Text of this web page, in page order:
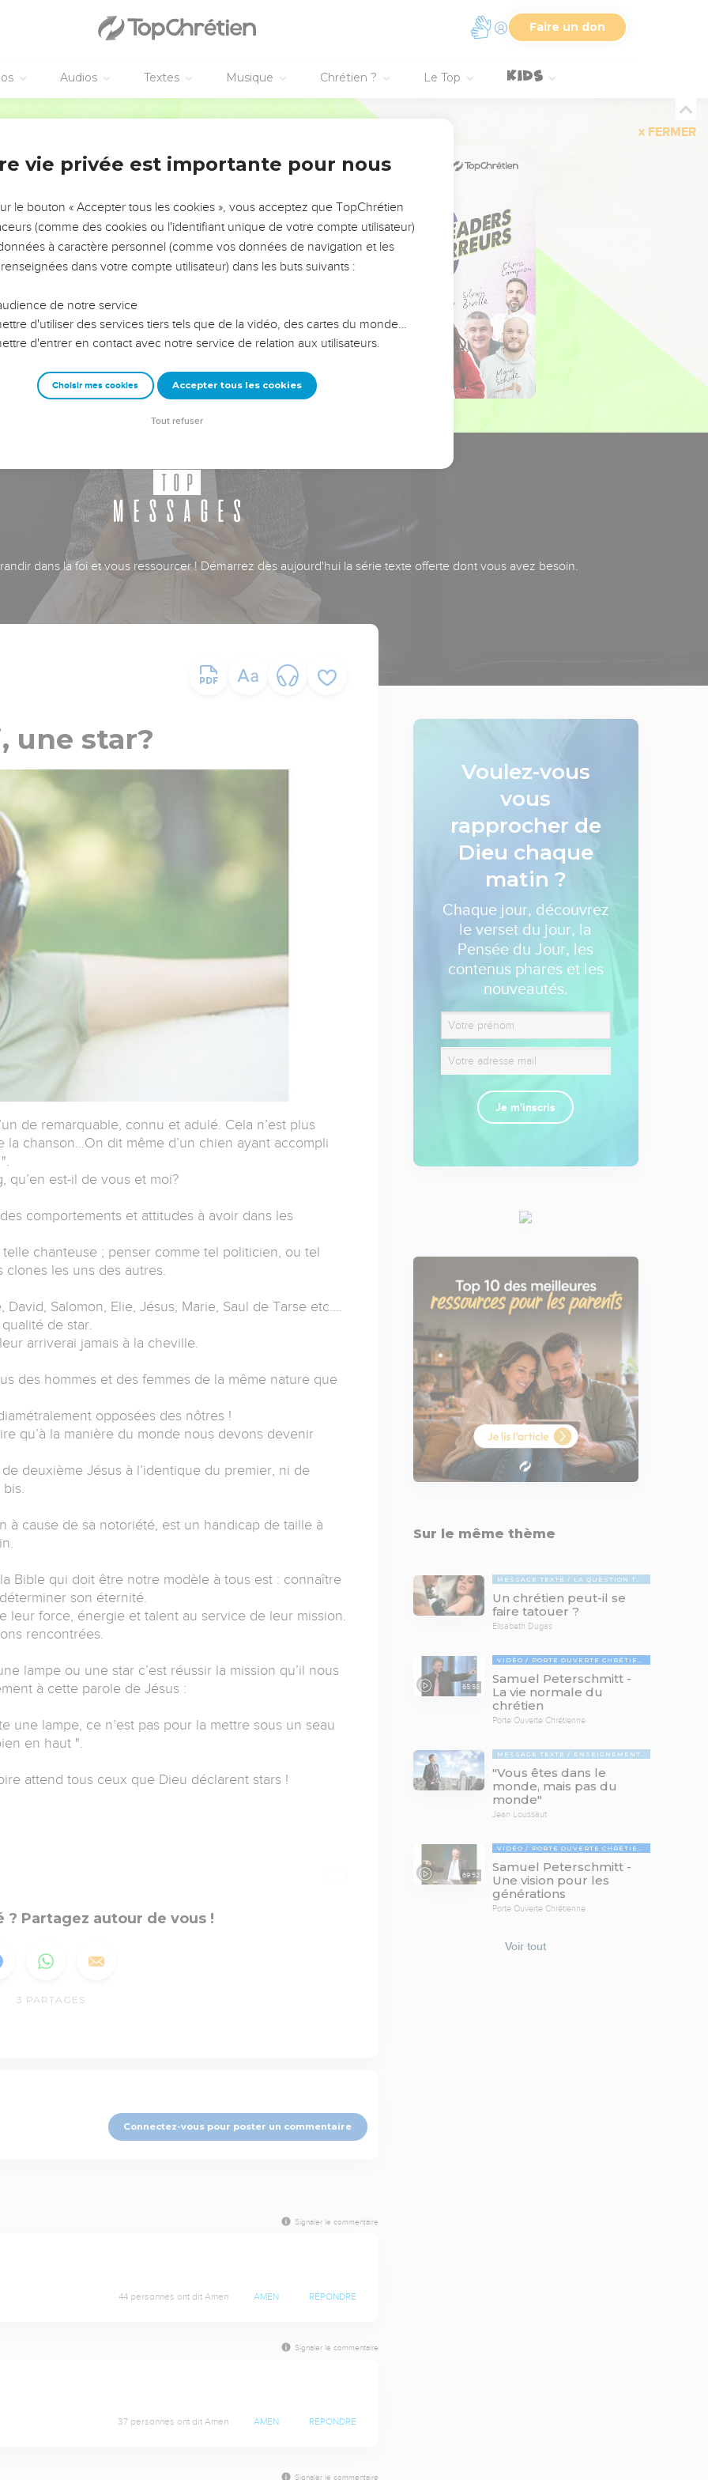
Faire un don
Audios Textes Musique Chrétien ? Le Top
FERMER
LES VOTRES ?
leur impact, leur foi ou leur vision. Mais on voit
qu'ils ont traversés, alors même que ce sont
et responsables reviennent sur les erreurs
avec plus de sagesse afin que leurs erreurs
ministère, une équipe, un groupe ou une famille,
dans la foi et vous ressourcer ! Démarrez dès aujourd'hui la série texte offerte dont vous avez besoin.
une star?
de remarquable, connu et adulé. Cela n’est plus
la chanson…On dit même d’un chien ayant accompli
qu’en est-il de vous et moi?
comportements et attitudes à avoir dans les
chanteuse ; penser comme tel politicien, ou tel
les uns des autres.
David, Salomon, Elie, Jésus, Marie, Saul de Tarse etc.…
de star.
arriverai jamais à la cheville.
des hommes et des femmes de la même nature que
opposées des nôtres !
qu’à la manière du monde nous devons devenir
deuxième Jésus à l’identique du premier, ni de
à cause de sa notoriété, est un handicap de taille à
Bible qui doit être notre modèle à tous est : connaître
son éternité.
leur force, énergie et talent au service de leur mission.
rencontrées.
lampe ou une star c’est réussir la mission qu’il nous
à cette parole de Jésus :
une lampe, ce n’est pas pour la mettre sous un seau
en haut ".
attend tous ceux que Dieu déclarent stars !
? Partagez autour de vous !
3 PARTAGES
Connectez-vous pour poster un commentaire
Signaler le commentaire
44 personnes ont dit Amen AMEN RÉPONDRE
Signaler le commentaire
37 personnes ont dit Amen AMEN RÉPONDRE
Signaler le commentaire
Voulez-vous
vous
rapprocher de
Dieu chaque
matin ?
Chaque jour, découvrez
le verset du jour, la
Pensée du Jour, les
contenus phares et les
nouveautés.
Je m'inscris
Sur le même thème
MESSAGE TEXTE LA QUESTION TABOUE
Un chrétien peut-il se
faire tatouer ?
Elisabeth Dugas
65:58
VIDÉO PORTE OUVERTE CHRÉTIENNE
Samuel Peterschmitt -
La vie normale du
chrétien
Porte Ouverte Chrétienne
MESSAGE TEXTE ENSEIGNEMENTS BIBLIQUES
"Vous êtes dans le
monde, mais pas du
monde"
Jean Loussaut
69:52
VIDÉO PORTE OUVERTE CHRÉTIENNE
Samuel Peterschmitt -
Une vision pour les
générations
Porte Ouverte Chrétienne
Voir tout
vie privée est importante pour nous
le bouton « Accepter tous les cookies », vous acceptez que TopChrétien
(comme des cookies ou l'identifiant unique de votre compte utilisateur)
à caractère personnel (comme vos données de navigation et les
dans votre compte utilisateur) dans les buts suivants :
de notre service
d'utiliser des services tiers tels que de la vidéo, des cartes du monde…
d'entrer en contact avec notre service de relation aux utilisateurs.
Choisir mes cookies Accepter tous les cookies
Tout refuser